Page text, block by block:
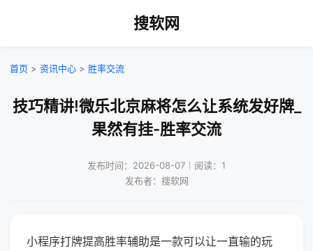
搜软网
首页 > 资讯中心 > 胜率交流
技巧精讲!微乐北京麻将怎么让系统发好牌_
果然有挂-胜率交流
发布时间：2026-08-07｜阅读：1
发布者：搜软网
小程序打牌提高胜率辅助是一款可以让一直输的玩